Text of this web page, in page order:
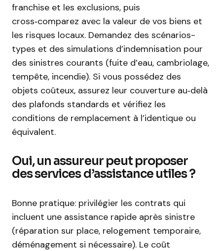
franchise et les exclusions, puis
cross‑comparez avec la valeur de vos biens et
les risques locaux. Demandez des scénarios-
types et des simulations d’indemnisation pour
des sinistres courants (fuite d’eau, cambriolage,
tempête, incendie). Si vous possédez des
objets coûteux, assurez leur couverture au‑delà
des plafonds standards et vérifiez les
conditions de remplacement à l’identique ou
équivalent.
Oui, un assureur peut proposer
des services d’assistance utiles ?
Bonne pratique: privilégier les contrats qui
incluent une assistance rapide après sinistre
(réparation sur place, relogement temporaire,
déménagement si nécessaire). Le coût